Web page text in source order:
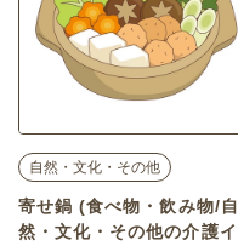
自然・文化・その他
寄せ鍋 (食べ物・飲み物/自
然・文化・その他の介護イ